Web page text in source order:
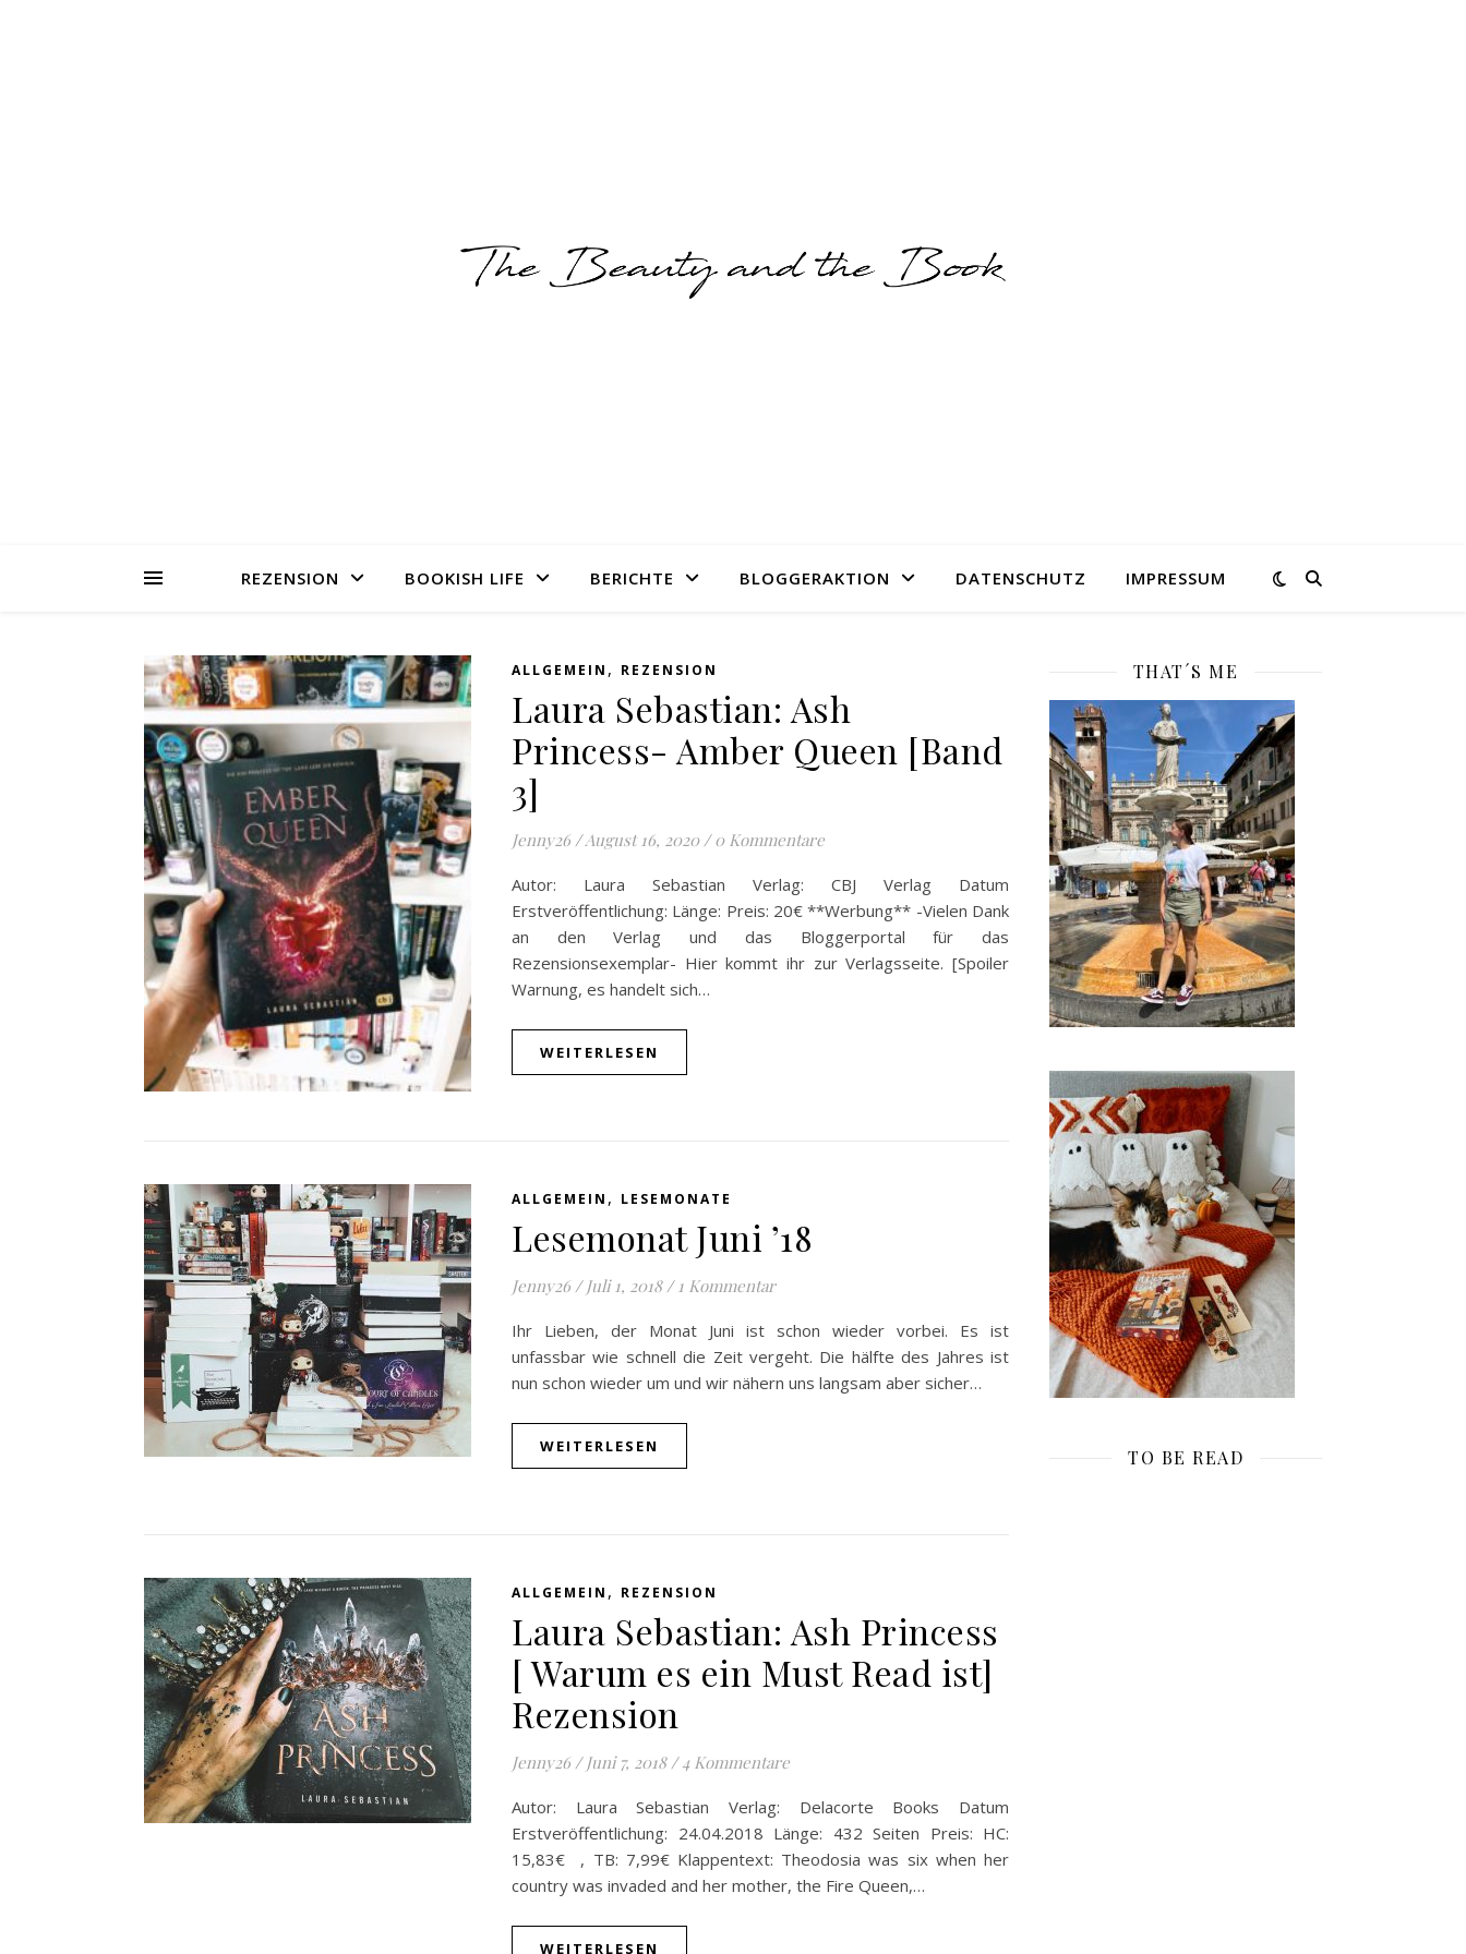
REZENSION BOOKISH LIFE BERICHTE BLOGGERAKTION DATENSCHUTZ IMPRESSUM
ALLGEMEIN , REZENSION
Laura Sebastian: Ash
Princess- Amber Queen [Band
3]
Jenny26 /August 16, 2020 / 0 Kommentare
Autor: Laura Sebastian Verlag: CBJ Verlag Datum
Erstveröffentlichung: Länge: Preis: 20€ **Werbung** -Vielen Dank
an den Verlag und das Bloggerportal für das
Rezensionsexemplar- Hier kommt ihr zur Verlagsseite. [Spoiler
Warnung, es handelt sich…
WEITERLESEN
ALLGEMEIN , LESEMONATE
Lesemonat Juni ’18
Jenny26 / Juli 1, 2018 / 1 Kommentar
Ihr Lieben, der Monat Juni ist schon wieder vorbei. Es ist
unfassbar wie schnell die Zeit vergeht. Die hälfte des Jahres ist
nun schon wieder um und wir nähern uns langsam aber sicher…
WEITERLESEN
ALLGEMEIN , REZENSION
Laura Sebastian: Ash Princess
[ Warum es ein Must Read ist]
Rezension
Jenny26 / Juni 7, 2018 / 4 Kommentare
Autor: Laura Sebastian Verlag: Delacorte Books Datum
Erstveröffentlichung: 24.04.2018 Länge: 432 Seiten Preis: HC:
15,83€ , TB: 7,99€ Klappentext: Theodosia was six when her
country was invaded and her mother, the Fire Queen,…
WEITERLESEN
THAT´S ME
TO BE READ